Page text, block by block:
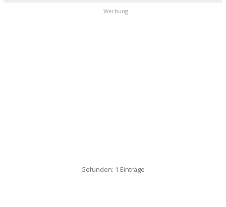
Werbung
Gefunden: 1 Einträge